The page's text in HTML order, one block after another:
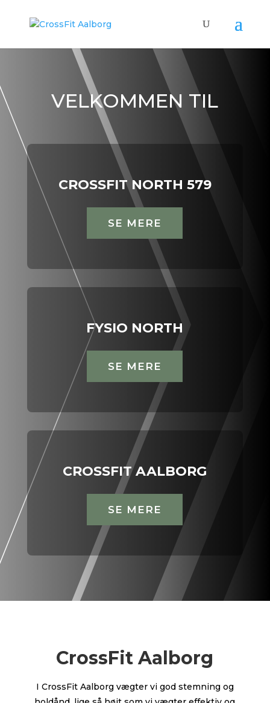
VELKOMMEN TIL
CROSSFIT NORTH 579
SE MERE
FYSIO NORTH
SE MERE
CROSSFIT AALBORG
SE MERE
CrossFit Aalborg
I CrossFit Aalborg vægter vi god stemning og